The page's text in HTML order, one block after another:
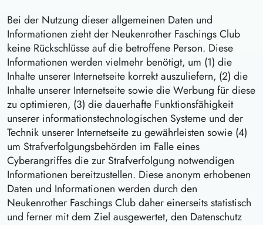
Bei der Nutzung dieser allgemeinen Daten und
Informationen zieht der Neukenrother Faschings Club
keine Rückschlüsse auf die betroffene Person. Diese
Informationen werden vielmehr benötigt, um (1) die
Inhalte unserer Internetseite korrekt auszuliefern, (2) die
Inhalte unserer Internetseite sowie die Werbung für diese
zu optimieren, (3) die dauerhafte Funktionsfähigkeit
unserer informationstechnologischen Systeme und der
Technik unserer Internetseite zu gewährleisten sowie (4)
um Strafverfolgungsbehörden im Falle eines
Cyberangriffes die zur Strafverfolgung notwendigen
Informationen bereitzustellen. Diese anonym erhobenen
Daten und Informationen werden durch den
Neukenrother Faschings Club daher einerseits statistisch
und ferner mit dem Ziel ausgewertet, den Datenschutz